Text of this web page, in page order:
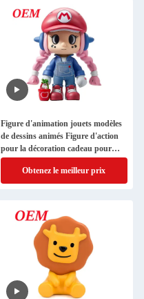
Figure d'animation jouets modèles
de dessins animés Figure d'action
pour la décoration cadeau pour
enfants
Obtenez le meilleur prix